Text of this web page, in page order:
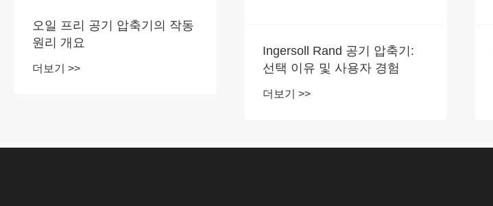
오일 프리 공기 압축기의 작동
원리 개요
더보기 >>
Ingersoll Rand 공기 압축기:
선택 이유 및 사용자 경험
더보기 >>